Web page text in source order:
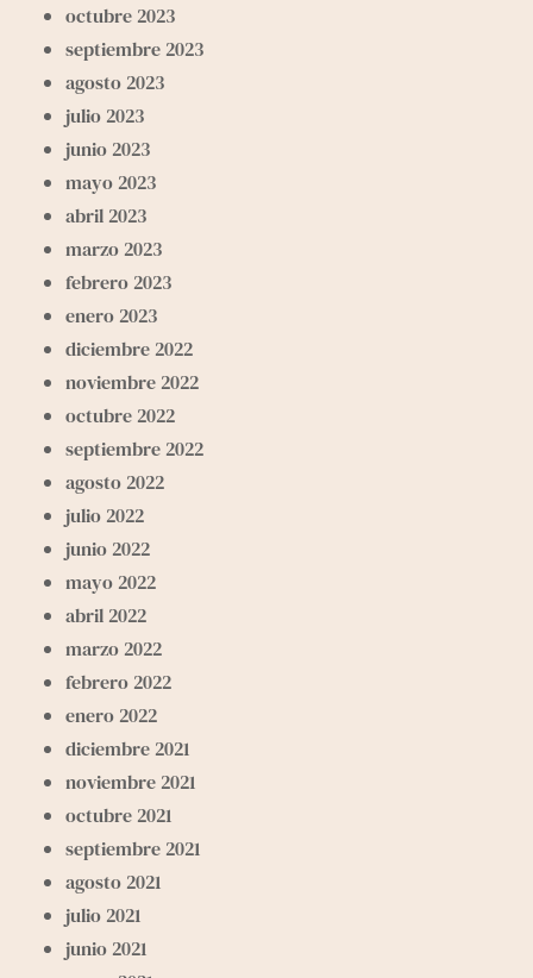
octubre 2023
septiembre 2023
agosto 2023
julio 2023
junio 2023
mayo 2023
abril 2023
marzo 2023
febrero 2023
enero 2023
diciembre 2022
noviembre 2022
octubre 2022
septiembre 2022
agosto 2022
julio 2022
junio 2022
mayo 2022
abril 2022
marzo 2022
febrero 2022
enero 2022
diciembre 2021
noviembre 2021
octubre 2021
septiembre 2021
agosto 2021
julio 2021
junio 2021